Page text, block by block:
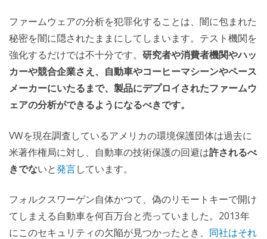
ファームウェアの分析を犯罪化することは、闇に包まれた
秘密を闇に隠されたままにしてしまいます。テスト機関を
強化するだけでは不十分です。研究者や消費者機関やハッ
カーや競合企業さえ、自動車やコーヒーマシーンやペース
メーカーにいたるまで、製品にデプロイされたファームウ
ェアの分析ができるようになるべきです。
VWを現在調査しているアメリカの環境保護団体は過去に
米著作権局に対し、自動車の技術保護の回避は許されるべ
きでないと発言しています。
フォルクスワーゲン自体かつて、偽のリモートキーで開け
てしまえる自動車を何百万台と売っていました。2013年
にこのセキュリティの欠陥が見つかったとき、 同社はそれ